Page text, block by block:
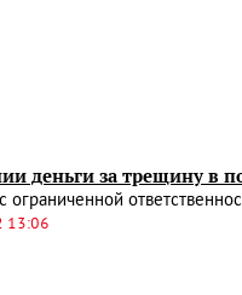
деньги за трещину в
13:06